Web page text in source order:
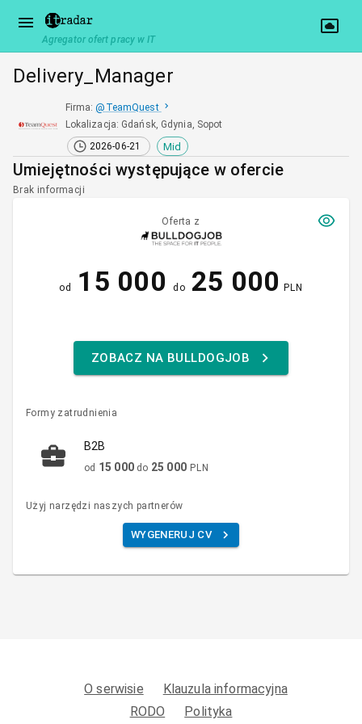
Agregator ofert pracy w IT
Delivery_Manager
Firma: @ TeamQuest
Lokalizacja: Gdańsk, Gdynia, Sopot
2026-06-21
Mid
Umiejętności występujące w ofercie
Brak informacji
Oferta z
od 15 000 do 25 000 PLN
ZOBACZ NA BULLDOGJOB
Formy zatrudnienia
B2B
od 15 000 do 25 000 PLN
Użyj narzędzi naszych partnerów
WYGENERUJ CV
O serwisie
Klauzula informacyjna
RODO
Polityka